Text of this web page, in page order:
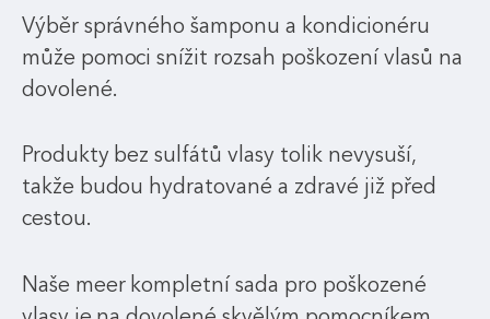
Výběr správného šamponu a kondicionéru
může pomoci snížit rozsah poškození vlasů na
dovolené.
Produkty bez sulfátů vlasy tolik nevysuší,
takže budou hydratované a zdravé již před
cestou.
Naše meer kompletní sada pro poškozené